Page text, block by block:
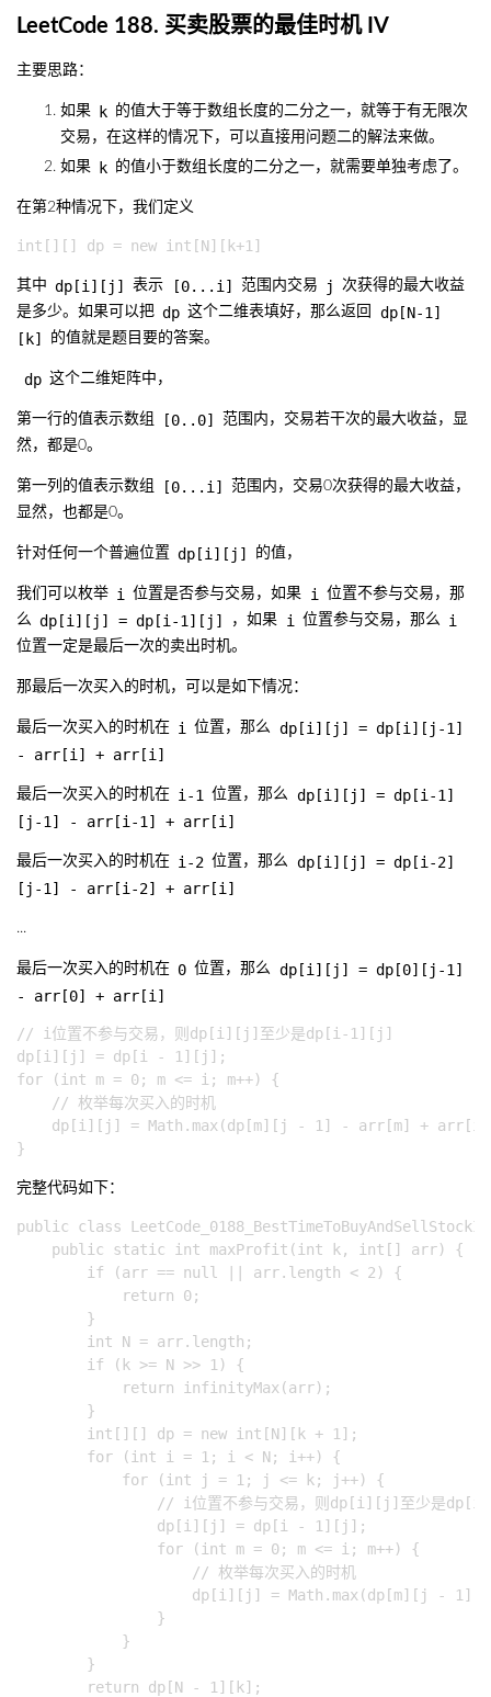
LeetCode 188. 买卖股票的最佳时机 IV
主要思路：
如果 k
的值大于等于数组长度的二分之一，就等于有无限次
交易，在这样的情况下，可以直接用问题二的解法来做。
如果 k 的值小于数组长度的二分之一，就需要单独考虑了。
在第2种情况下，我们定义
其中 dp[i][j] 表示 [0...i] 范围内交易 j
次获得的最大收益
是多少。如果可以把 dp 这个二维表填好，那么返回
dp[N-1]
[k]
的值就是题目要的答案。
dp 这个二维矩阵中，
第一行的值表示数组 [0..0]
范围内，交易若干次的最大收益，显
然，都是0。
第一列的值表示数组 [0...i]
范围内，交易0次获得的最大收益，
显然，也都是0。
针对任何一个普遍位置 dp[i][j] 的值，
我们可以枚举 i 位置是否参与交易，如果 i
位置不参与交易，那
么 dp[i][j] = dp[i-1][j] ，如果 i 位置参与交易，那么 i
位置一定是最后一次的卖出时机。
那最后一次买入的时机，可以是如下情况：
最后一次买入的时机在 i 位置，那么
dp[i][j] = dp[i][j-1]
- arr[i] + arr[i]
最后一次买入的时机在 i-1 位置，那么
dp[i][j] = dp[i-1]
[j-1] - arr[i-1] + arr[i]
最后一次买入的时机在 i-2 位置，那么
dp[i][j] = dp[i-2]
[j-1] - arr[i-2] + arr[i]
...
最后一次买入的时机在 0 位置，那么
dp[i][j] = dp[0][j-1]
- arr[0] + arr[i]
// i位置不参与交易，则dp[i][j]至少是dp[i-1][j]
dp[i][j] = dp[i - 1][j];
for (int m = 0; m <= i; m++) {
    // 枚举每次买入的时机
dp[i][j] = Math.max(dp[m][j - 1] - arr[m] +
完整代码如下：
public class
    public static int maxProfit(int k, int[] arr) {
        if (arr == null || arr.length < 2) {
            return 0;
        }
        int N = arr.length;
        if (k >= N >> 1) {
            return infinityMax(arr);
        }
        int[][] dp = new int[N][k + 1];
        for (int i = 1; i < N; i++) {
            for (int j = 1; j <= k; j++) {
// i位置不参与交易，则dp[i][j]至少是
                dp[i][j] = dp[i - 1][j];
                for (int m = 0; m <= i; m++) {
                    // 枚举每次买入的时机
dp[i][j] = Math.max(dp[m][j - 1]
                }
            }
        }
        return dp[N - 1][k];